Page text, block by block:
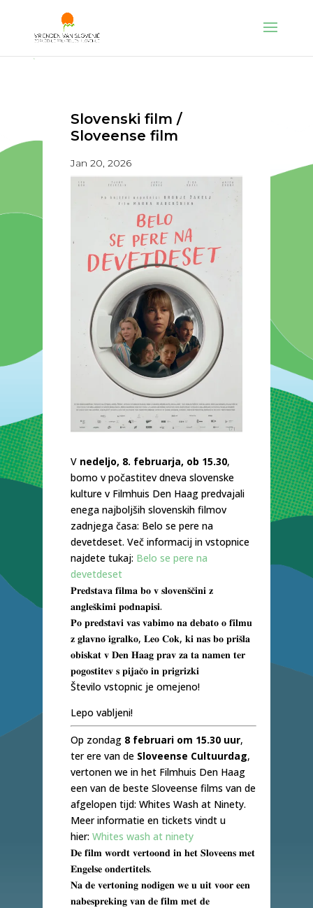
Slovenski film /
Sloveense film
Jan 20, 2026
V nedeljo, 8. februarja, ob 15.30,
bomo v počastitev dneva slovenske
kulture v Filmhuis Den Haag predvajali
enega najboljših slovenskih filmov
zadnjega časa: Belo se pere na
devetdeset. Več informacij in vstopnice
najdete tukaj: Belo se pere na
devetdeset
𝐏𝐫𝐞𝐝𝐬𝐭𝐚𝐯𝐚 𝐟𝐢𝐥𝐦𝐚 𝐛𝐨 𝐯 𝐬𝐥𝐨𝐯𝐞𝐧𝐬̌𝐜̌𝐢𝐧𝐢 𝐳
𝐚𝐧𝐠𝐥𝐞𝐬̌𝐤𝐢𝐦𝐢 𝐩𝐨𝐝𝐧𝐚𝐩𝐢𝐬𝐢.
𝐏𝐨 𝐩𝐫𝐞𝐝𝐬𝐭𝐚𝐯𝐢 𝐯𝐚𝐬 𝐯𝐚𝐛𝐢𝐦𝐨 𝐧𝐚 𝐝𝐞𝐛𝐚𝐭𝐨 𝐨 𝐟𝐢𝐥𝐦𝐮
𝐳 𝐠𝐥𝐚𝐯𝐧𝐨 𝐢𝐠𝐫𝐚𝐥𝐤𝐨, 𝐋𝐞𝐨 𝐂𝐨𝐤, 𝐤𝐢 𝐧𝐚𝐬 𝐛𝐨 𝐩𝐫𝐢𝐬̌𝐥𝐚
𝐨𝐛𝐢𝐬𝐤𝐚𝐭 𝐯 𝐃𝐞𝐧 𝐇𝐚𝐚𝐠 𝐩𝐫𝐚𝐯 𝐳𝐚 𝐭𝐚 𝐧𝐚𝐦𝐞𝐧 𝐭𝐞𝐫
𝐩𝐨𝐠𝐨𝐬𝐭𝐢𝐭𝐞𝐯 𝐬 𝐩𝐢𝐣𝐚𝐜̌𝐨 𝐢𝐧 𝐩𝐫𝐢𝐠𝐫𝐢𝐳𝐤𝐢
Število vstopnic je omejeno!
Lepo vabljeni!
Op zondag 8 februari om 15.30 uur,
ter ere van de Sloveense Cultuurdag,
vertonen we in het Filmhuis Den Haag
een van de beste Sloveense films van de
afgelopen tijd: Whites Wash at Ninety.
Meer informatie en tickets vindt u
hier: Whites wash at ninety
𝐃𝐞 𝐟𝐢𝐥𝐦 𝐰𝐨𝐫𝐝𝐭 𝐯𝐞𝐫𝐭𝐨𝐨𝐧𝐝 𝐢𝐧 𝐡𝐞𝐭 𝐒𝐥𝐨𝐯𝐞𝐞𝐧𝐬 𝐦𝐞𝐭
𝐄𝐧𝐠𝐞𝐥𝐬𝐞 𝐨𝐧𝐝𝐞𝐫𝐭𝐢𝐭𝐞𝐥𝐬.
𝐍𝐚 𝐝𝐞 𝐯𝐞𝐫𝐭𝐨𝐧𝐢𝐧𝐠 𝐧𝐨𝐝𝐢𝐠𝐞𝐧 𝐰𝐞 𝐮 𝐮𝐢𝐭 𝐯𝐨𝐨𝐫 𝐞𝐞𝐧
𝐧𝐚𝐛𝐞𝐬𝐩𝐫𝐞𝐤𝐢𝐧𝐠 𝐯𝐚𝐧 𝐝𝐞 𝐟𝐢𝐥𝐦 𝐦𝐞𝐭 𝐝𝐞